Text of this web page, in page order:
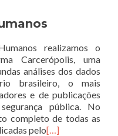
realizamos o
Carcerópolis, uma
análises dos dados
brasileiro, o mais
e de publicações
pública. No
completo de todas as
pelo[…]